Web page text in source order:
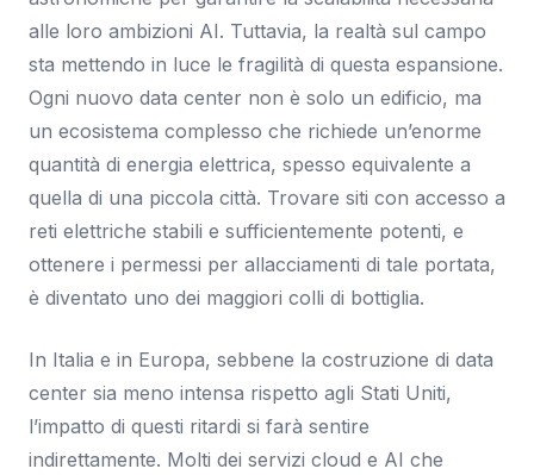
alle loro ambizioni AI. Tuttavia, la realtà sul campo
sta mettendo in luce le fragilità di questa espansione.
Ogni nuovo data center non è solo un edificio, ma
un ecosistema complesso che richiede un’enorme
quantità di energia elettrica, spesso equivalente a
quella di una piccola città. Trovare siti con accesso a
reti elettriche stabili e sufficientemente potenti, e
ottenere i permessi per allacciamenti di tale portata,
è diventato uno dei maggiori colli di bottiglia.
In Italia e in Europa, sebbene la costruzione di data
center sia meno intensa rispetto agli Stati Uniti,
l’impatto di questi ritardi si farà sentire
indirettamente. Molti dei servizi cloud e AI che